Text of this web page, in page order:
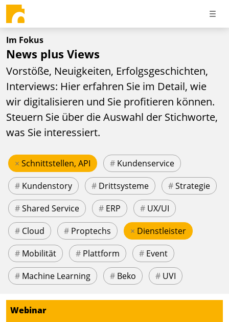
Im Fokus
News plus Views
Vorstöße, Neuigkeiten, Erfolgsgeschichten,
Interviews: Hier erfahren Sie im Detail, wie
wir digitalisieren und Sie profitieren können.
Steuern Sie über die Auswahl der Stichworte,
was Sie interessiert.
× Schnittstellen, API # Kundenservice
# Kundenstory # Drittsysteme #Strategie
#Shared Service # ERP # UX/UI
# Cloud # Proptechs × Dienstleister
# Mobilität # Plattform # Event
# Machine Learning # Beko # UVI
Webinar